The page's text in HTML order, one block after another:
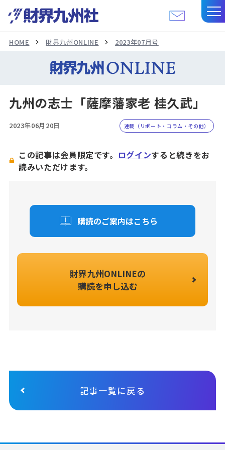
HOME 財界九州ONLINE 2023年07月号
九州の志士「薩摩藩家老 桂久武」
2023年06月20日 連載（リポート・コラム・その他）
この記事は会員限定です。 ログインすると続きをお
読みいただけます。
購読のご案内はこちら
財界九州ONLINEの
購読を申し込む
記事一覧に戻る